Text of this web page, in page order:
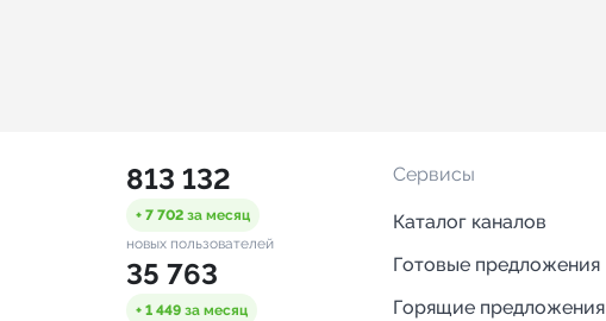
813 132
+ 7 702 за месяц
новых пользователей
35 763
+ 1 449 за месяц
Сервисы
Каталог каналов
Готовые предложения
Горящие предложения